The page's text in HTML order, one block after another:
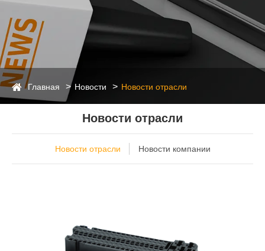
Главная Новости Новости отрасли
Новости отрасли
Новости отрасли Новости компании